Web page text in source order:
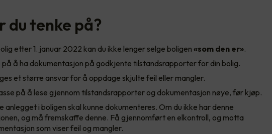
du tenke på?
etter 1. januar 2022 kan du ikke lenger selge boligen «som den er».
på å ha dokumentasjon på godkjente tilstandsrapporter for din bolig.
et større ansvar for å oppdage skjulte feil eller mangler.
på å lese gjennom tilstandsrapporter og dokumentasjon nøye, før kjøp.
anlegget i boligen skal kunne dokumenteres. Om du ikke har denne
og må fremskaffe denne. Få gjennomført en elkontroll, og motta
som viser feil og mangler.